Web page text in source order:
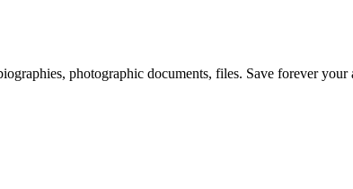
photographic documents, files. Save forever